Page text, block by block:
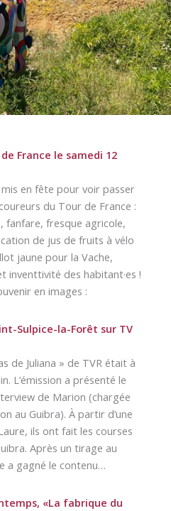
France le samedi 12
mis en fête pour voir passer
du Tour de France :
fanfare, fresque agricole,
de jus de fruits à vélo
jaune pour la Vache,
inventtivité des habitant·es !
en images :
Sulpice-la-Forêt sur TV
de Juliana » de TVR était à
L’émission a présenté le
de Marion (chargée
au Guibra). À partir d’une
ils ont fait les courses
Après un tirage au
a gagné le contenu…
«La fabrique du